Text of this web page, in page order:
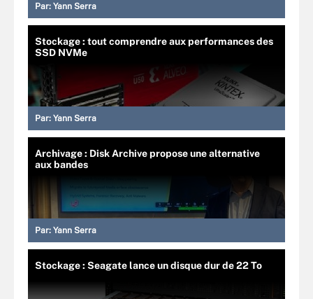
Par: Yann Serra
Stockage : tout comprendre aux performances des
SSD NVMe
Par: Yann Serra
Archivage : Disk Archive propose une alternative
aux bandes
Par: Yann Serra
Stockage : Seagate lance un disque dur de 22 To